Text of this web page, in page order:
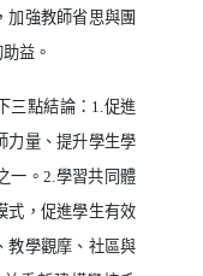
加強教師省思與團
益。
三點結論： 1.促進
力量、提升學生學
一。2.學習共同體
式，促進學生有效
教學觀摩、社區與